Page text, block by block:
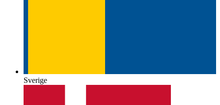
Sverige